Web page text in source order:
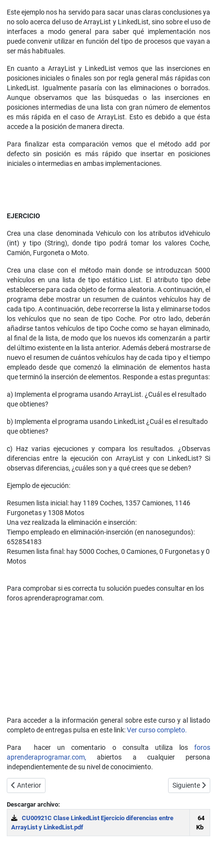
Este ejemplo nos ha servido para sacar unas claras conclusiones ya
no solo acerca del uso de ArrayList y LinkedList, sino sobre el uso de
interfaces a modo general para saber qué implementación nos
puede convenir utilizar en función del tipo de procesos que vayan a
ser más habituales.
En cuanto a ArrayList y LinkedList vemos que las inserciones en
posiciones iniciales o finales son por regla general más rápidas con
LinkedList. Igualmente pasaría con las eliminaciones o borrados.
Aunque observamos que las búsquedas o las inserciones en
posiciones intermedias de una lista con gran número de elementos
es más rápida en el caso de ArrayList. Esto es debido a que ésta
accede a la posición de manera directa.
Para finalizar esta comparación vemos que el método add por
defecto sin posición es más rápido que insertar en posiciones
iniciales o intermedias en ambas implementaciones.
EJERCICIO
Crea una clase denominada Vehiculo con los atributos idVehiculo
(int) y tipo (String), donde tipo podrá tomar los valores Coche,
Camión, Furgoneta o Moto.
Crea una clase con el método main donde se introduzcan 5000
vehículos en una lista de tipo estático List. El atributo tipo debe
establecerse para cada objeto de forma aleatoria. A continuación, el
programa debe mostrar un resumen de cuántos vehículos hay de
cada tipo. A continuación, debe recorrerse la lista y eliminarse todos
los vehículos que no sean de tipo Coche. Por otro lado, deberán
añadirse tantos vehículos de tipo Coche como se hayan eliminado,
al final de la lista, de modo que los nuevos ids comenzarán a partir
del último existente en la lista anterior. Además deberá mostrarse de
nuevo el resumen de cuántos vehículos hay de cada tipo y el tiempo
empleado desde que comenzó la eliminación de elementos hasta
que terminó la inserción de elementos. Responde a estas preguntas:
a) Implementa el programa usando ArrayList. ¿Cuál es el resultado
que obtienes?
b) Implementa el programa usando LinkedList ¿Cuál es el resultado
que obtienes?
c) Haz varias ejecuciones y compara los resultados. ¿Observas
diferencias entre la ejecución con ArrayList y con LinkedList? Si
observas diferencias, ¿cuáles son y a qué crees que se deben?
Ejemplo de ejecución:
Resumen lista inicial: hay 1189 Coches, 1357 Camiones, 1146
Furgonetas y 1308 Motos
Una vez realizada la eliminación e inserción:
Tiempo empleado en eliminación-inserción (en nanosegundos):
652854183
Resumen lista final: hay 5000 Coches, 0 Camiones, 0 Furgonetas y 0
Motos
Para comprobar si es correcta tu solución puedes consultar en los
foros aprenderaprogramar.com.
Para acceder a la información general sobre este curso y al listado
completo de entregas pulsa en este link:Ver curso completo.
Para hacer un comentario o consulta utiliza losforos
aprenderaprogramar.com, abiertos a cualquier persona
independientemente de su nivel de conocimiento.
Artículo anterior: Interface List del api java. Clases ArrayList,
Anterior Artículo
Siguiente
Descargar archivo:
CU00921C Clase LinkedList Ejercicio diferencias entre
ArrayList y LinkedList.pdf
64
Kb